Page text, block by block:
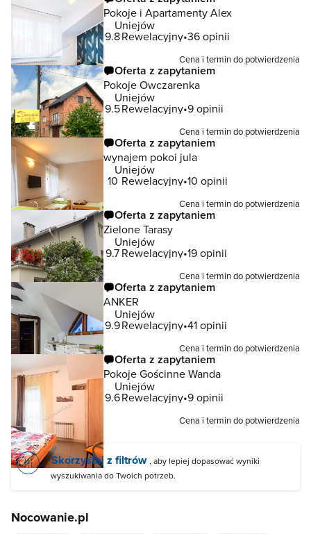
Pokoje i Apartamenty Alex
Uniejów
9.8Rewelacyjny 36 opinii
Cena i termin do potwierdzenia
Oferta z zapytaniem
Pokoje Owczarenka
Uniejów
9.5Rewelacyjny 9 opinii
Cena i termin do potwierdzenia
Oferta z zapytaniem
wynajem pokoi jula
Uniejów
10 Rewelacyjny 10 opinii
Cena i termin do potwierdzenia
Oferta z zapytaniem
Zielone Tarasy
Uniejów
9.7Rewelacyjny 19 opinii
Cena i termin do potwierdzenia
Oferta z zapytaniem
ANKER
Uniejów
9.9Rewelacyjny 41 opinii
Cena i termin do potwierdzenia
Oferta z zapytaniem
Pokoje Gościnne Wanda
Uniejów
9.6Rewelacyjny 9 opinii
Cena i termin do potwierdzenia
Skorzystaj z filtrów , aby lepiej dopasować wyniki
wyszukiwania do Twoich potrzeb.
Nocowanie.pl